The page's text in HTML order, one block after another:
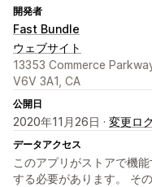
開発者
Fast Bundle
ウェブサイト
13353 Commerce
V6V 3A1, CA
公開日
2020年11月26日 · 変更ロ
データアクセス
このアプリがストアで機
する必要があります。 そ